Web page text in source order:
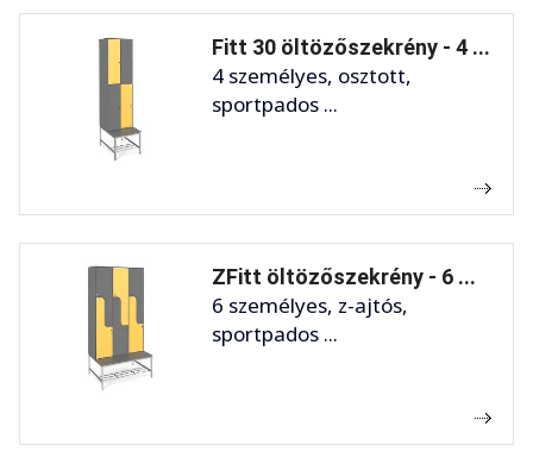
Fitt 30 öltözőszekrény - 4 ...
4 személyes, osztott,
sportpados ...
ZFitt öltözőszekrény - 6 ...
6 személyes, z-ajtós,
sportpados ...